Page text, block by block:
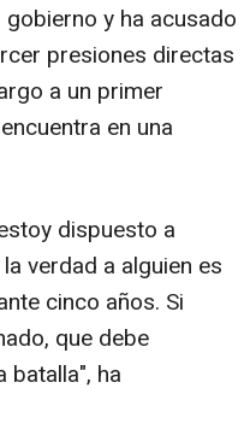
y ha acusado
presiones directas
a un primer
en una
dispuesto a
verdad a alguien es
cinco años. Si
que debe
batalla", ha